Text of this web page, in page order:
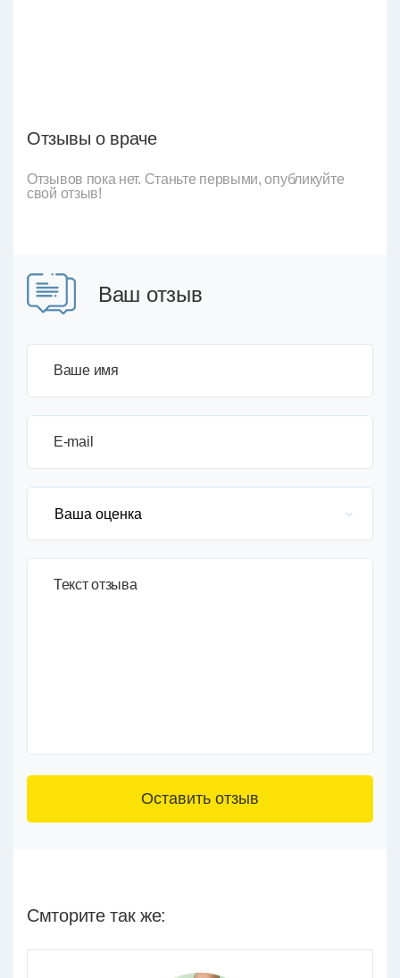
Отзывы о враче
Отзывов пока нет. Станьте первыми, опубликуйте
свой отзыв!
Ваш отзыв
Ваше имя
E-mail
Текст отзыва
Смторите так же: